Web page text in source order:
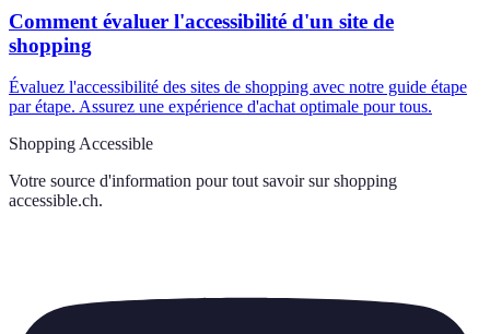
Comment évaluer l'accessibilité d'un site de
shopping
Évaluez l'accessibilité des sites de shopping avec notre guide étape
par étape. Assurez une expérience d'achat optimale pour tous.
Shopping Accessible
Votre source d'information pour tout savoir sur shopping
accessible.ch.